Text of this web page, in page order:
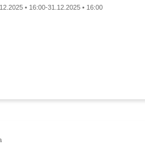
• 16:00-31.12.2025 • 16:00